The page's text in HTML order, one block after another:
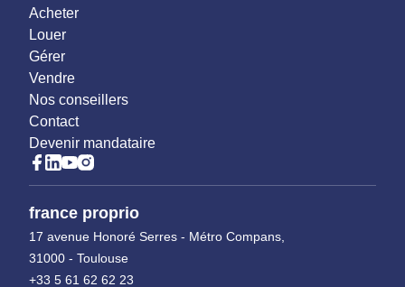
Acheter
Louer
Gérer
Vendre
Nos conseillers
Contact
Devenir mandataire
france proprio
17 avenue Honoré Serres - Métro Compans,
31000 - Toulouse
+33 5 61 62 62 23